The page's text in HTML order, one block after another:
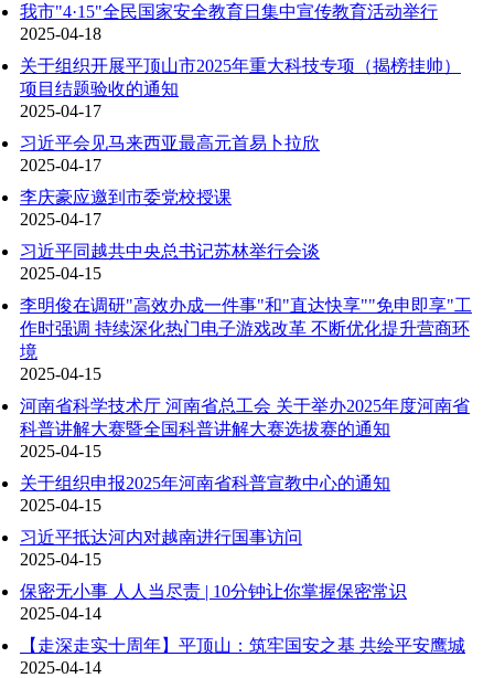
我市"4·15"全民国家安全教育日集中宣传教育活动举行
2025-04-18
关于组织开展平顶山市2025年重大科技专项（揭榜挂帅）
项目结题验收的通知
2025-04-17
习近平会见马来西亚最高元首易卜拉欣
2025-04-17
李庆豪应邀到市委党校授课
2025-04-17
习近平同越共中央总书记苏林举行会谈
2025-04-15
李明俊在调研"高效办成一件事"和"直达快享""免申即享"工
作时强调 持续深化热门电子游戏改革 不断优化提升营商环
境
2025-04-15
河南省科学技术厅 河南省总工会 关于举办2025年度河南省
科普讲解大赛暨全国科普讲解大赛选拔赛的通知
2025-04-15
关于组织申报2025年河南省科普宣教中心的通知
2025-04-15
习近平抵达河内对越南进行国事访问
2025-04-15
保密无小事 人人当尽责 | 10分钟让你掌握保密常识
2025-04-14
【走深走实十周年】平顶山：筑牢国安之基 共绘平安鹰城
2025-04-14